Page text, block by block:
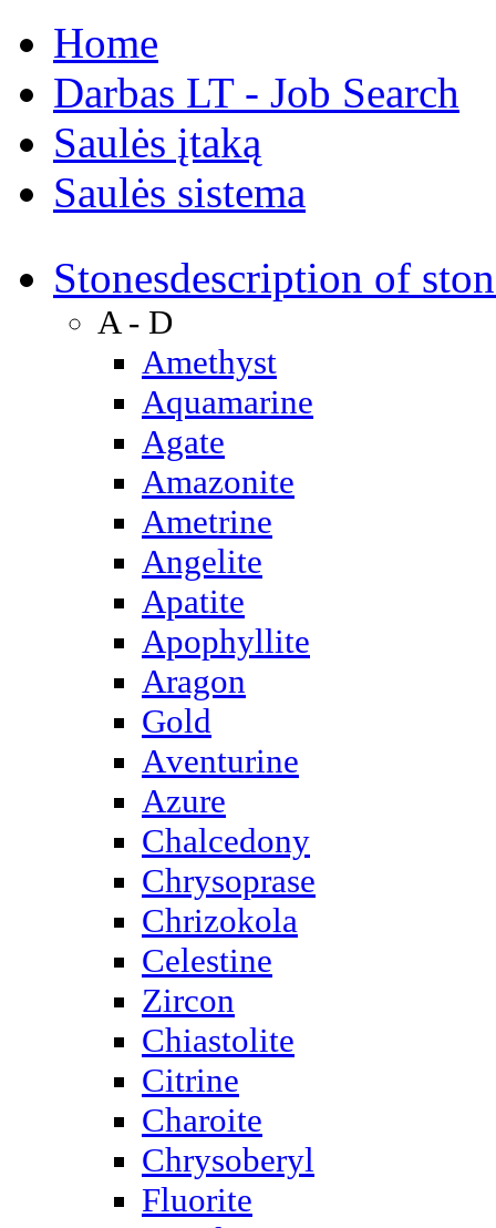
Home
Darbas LT - Job Search
Saulės įtaką
Saulės sistema
Stonesdescription of
A - D
Amethyst
Aquamarine
Agate
Amazonite
Ametrine
Angelite
Apatite
Apophyllite
Aragon
Gold
Аventurine
Azure
Chalcedony
Chrysoprase
Chrizokola
Celestine
Zircon
Chiastolite
Citrine
Charoite
Chrysoberyl
Fluorite